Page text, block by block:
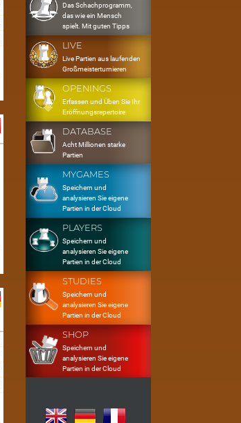
Das Schachprogramm,
das wie ein Mensch
spielt. Mit guten Tipps
LIVE
Live Partien aus laufenden
Großmeisterturnieren
OPENINGS
Erfassen und Üben Sie Ihr
Eröffnungsrepertoire
DATABASE
Acht Millionen starke
Partien
MYGAMES
Speichern und
analysieren Sie eigene
Partien in der Cloud
PLAYERS
Speichern und
analysieren Sie eigene
Partien in der Cloud
STUDIES
Speichern und
analysieren Sie eigene
Partien in der Cloud
SHOP
Speichern und
analysieren Sie eigene
Partien in der Cloud